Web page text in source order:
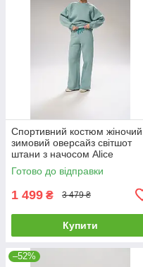
Спортивний костюм жіночий
зимовий оверсайз світшот
штани з начосом Alice
бірюзовий
Готово до відправки
1 499 ₴ 3 479 ₴
Купити
–52%